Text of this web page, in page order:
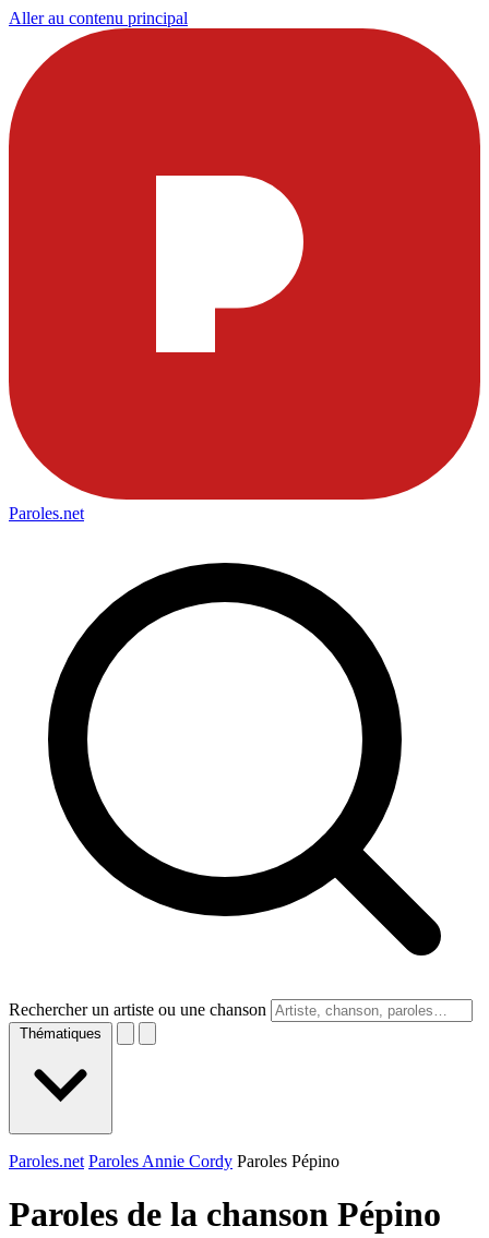
Aller au contenu principal
Paroles.net
Rechercher un artiste ou une chanson
Thématiques
Paroles.net Paroles Annie Cordy Paroles Pépino
Paroles de la chanson Pépino